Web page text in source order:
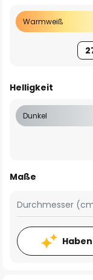
Warmweiß
Helligkeit
Dunkel
Maße
Durchmesser